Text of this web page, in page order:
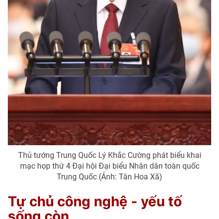
Thủ tướng Trung Quốc Lý Khắc Cường phát biểu khai
mạc họp thứ 4 Đại hội Đại biểu Nhân dân toàn quốc
Trung Quốc (Ảnh: Tân Hoa Xã)
Tự chủ công nghệ - yếu tố